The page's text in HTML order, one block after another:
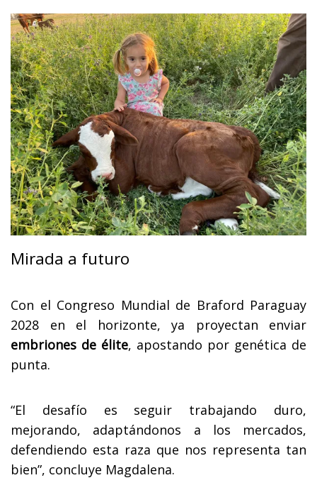
Mirada a futuro
Con el Congreso Mundial de Braford Paraguay
2028 en el horizonte, ya proyectan enviar
embriones de élite, apostando por genética de
punta.
“El desafío es seguir trabajando duro,
mejorando, adaptándonos a los mercados,
defendiendo esta raza que nos representa tan
bien”, concluye Magdalena.